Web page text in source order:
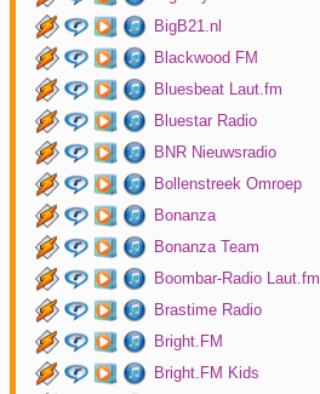
BigB21.nl
Blackwood FM
Bluesbeat Laut.fm
Bluestar Radio
BNR Nieuwsradio
Bollenstreek Omroep
Bonanza
Bonanza Team
Boombar-Radio Laut.fm
Brastime Radio
Bright.FM
Bright.FM Kids